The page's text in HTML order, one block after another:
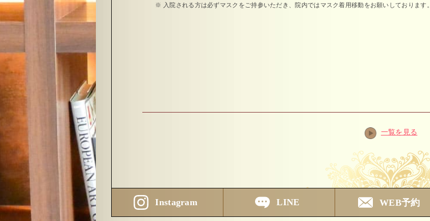
入院される方は必ずマスクをご持参いただき、院内ではマスク着用移動をお願いしております。
一覧を見る
Instagram LINE WEB予約